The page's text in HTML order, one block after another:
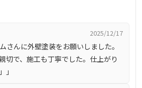
の声に耳を傾け、誠実な対応を心
士や雨漏り診断士の資格を持つスタ
。
2025/12/17
さんに外壁塗装をお願いしました。
切で、施工も丁寧でした。仕上がり
」